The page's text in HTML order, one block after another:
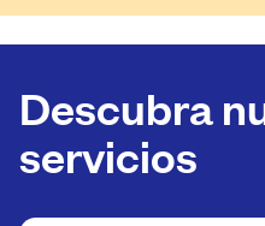
Descubra
servicios